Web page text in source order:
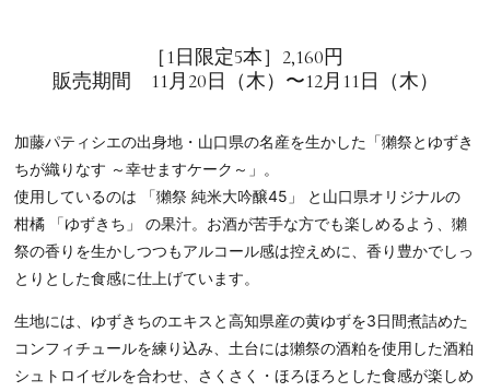
［1日限定5本］2,160円
販売期間 11月20日（木）〜12月11日（木）
加藤パティシエの出身地・山口県の名産を生かした「獺祭とゆずき
ちが織りなす ～幸せますケーク～」。
使用しているのは 「獺祭 純米大吟醸45」 と山口県オリジナルの
柑橘 「ゆずきち」 の果汁。お酒が苦手な方でも楽しめるよう、獺
祭の香りを生かしつつもアルコール感は控えめに、香り豊かでしっ
とりとした食感に仕上げています。
生地には、ゆずきちのエキスと高知県産の黄ゆずを3日間煮詰めた
コンフィチュールを練り込み、土台には獺祭の酒粕を使用した酒粕
シュトロイゼルを合わせ、さくさく・ほろほろとした食感が楽しめ